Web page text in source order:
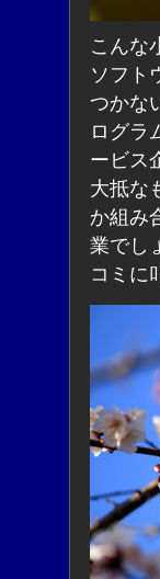
こんな
ソフト
つかな
ログラ
ービス
大抵な
か組み
業でし
コミに